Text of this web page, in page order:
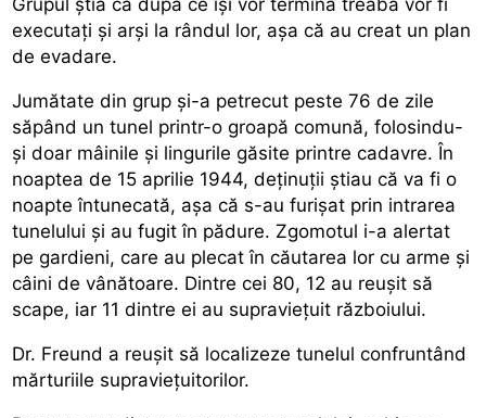
executaţi şi arşi la rândul lor, aşa că au creat un plan
de evadare.
Jumătate din grup şi-a petrecut peste 76 de zile
săpând un tunel printr-o groapă comună, folosindu-
şi doar mâinile şi lingurile găsite printre cadavre. În
noaptea de 15 aprilie 1944, deţinuţii ştiau că va fi o
noapte întunecată, aşa că s-au furişat prin intrarea
tunelului şi au fugit în pădure. Zgomotul i-a alertat
pe gardieni, care au plecat în căutarea lor cu arme şi
câini de vânătoare. Dintre cei 80, 12 au reuşit să
scape, iar 11 dintre ei au supravieţuit războiului.
Dr. Freund a reuşit să localizeze tunelul confruntând
mărturiile supravieţuitorilor.